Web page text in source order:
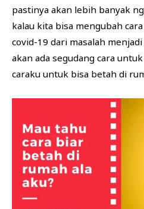
pastinya akan lebih banyak
kalau kita bisa mengubah
covid-19 dari masalah
akan ada segudang cara
caraku untuk bisa betah di